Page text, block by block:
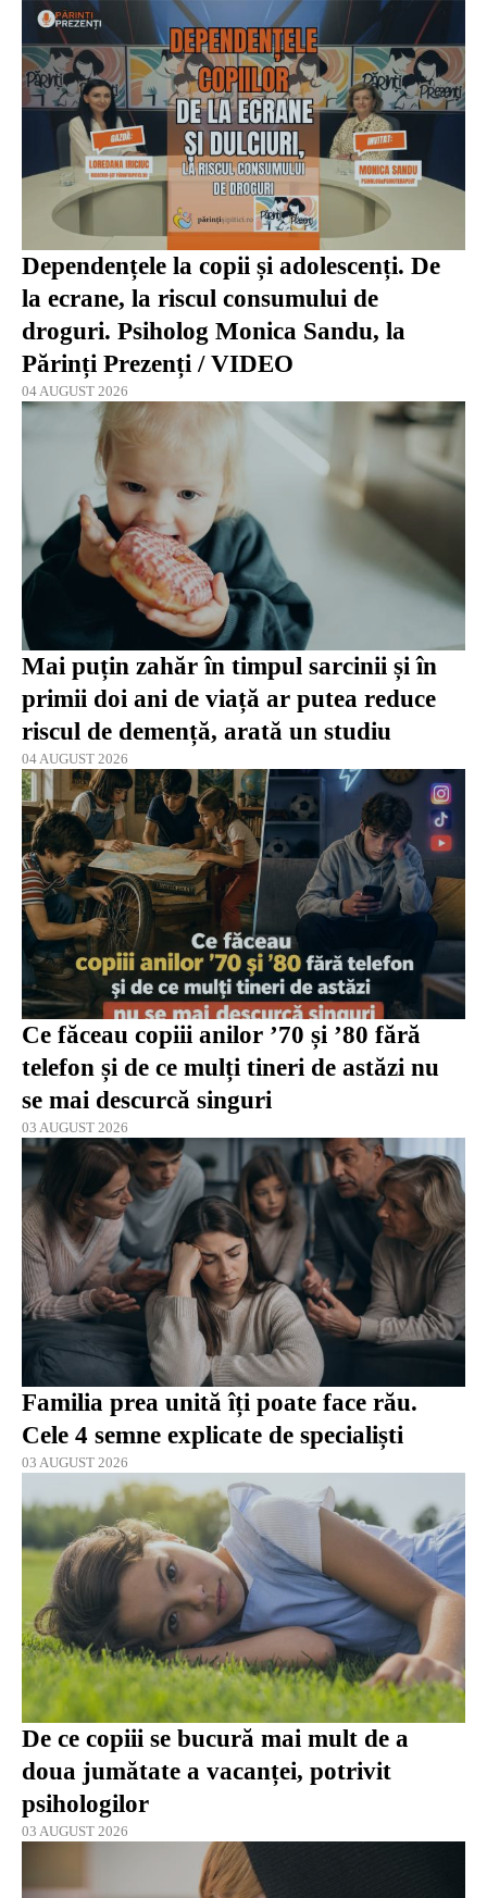
Dependențele la copii și adolescenți. De
la ecrane, la riscul consumului de
droguri. Psiholog Monica Sandu, la
Părinți Prezenți / VIDEO
04 AUGUST 2026
Mai puțin zahăr în timpul sarcinii și în
primii doi ani de viață ar putea reduce
riscul de demență, arată un studiu
04 AUGUST 2026
Ce făceau copiii anilor ’70 și ’80 fără
telefon și de ce mulți tineri de astăzi nu
se mai descurcă singuri
03 AUGUST 2026
Familia prea unită îți poate face rău.
Cele 4 semne explicate de specialiști
03 AUGUST 2026
De ce copiii se bucură mai mult de a
doua jumătate a vacanței, potrivit
psihologilor
03 AUGUST 2026